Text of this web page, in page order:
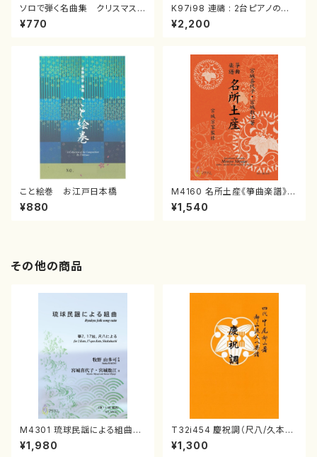
ソロで弾く名曲集 クリスマス・
イブ／恋人がサンタクロース(
箏独奏 /大平光美 編曲/楽
¥770
K97i98 連禱 : 2台ピアノのた
めの（2 Pianos / 菊池 幸夫 /
楽譜）
¥2,200
こと絵巻 お江戸日本橋
¥880
M4160 名所土産《箏曲楽譜》
（箏/宮城喜代子・宮城数江著・
宮城宗家監修/箏曲古典楽譜）
¥1,540
その他の商品
M4301 琉球民謡による組曲
（箏/牧野由多可作曲/宮城喜代
子・宮城数江著/箏曲楽譜）
¥1,980
T32i454 慶祝調（尺八/久本玄
智/楽譜）都山流公刊楽譜曲番:2
161
¥1,300